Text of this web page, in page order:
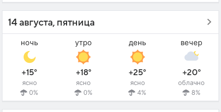
14 августа, пятница
ночь
+15°
ясно
0%
утро
+18°
ясно
0%
день
+25°
ясно
4%
вечер
+20°
облачно
8%